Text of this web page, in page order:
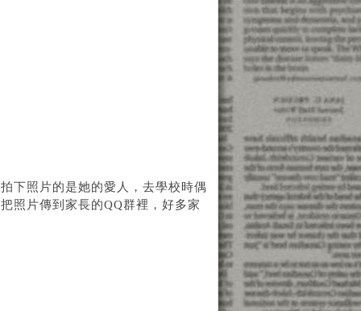
下照片的是她的愛人，去學校時偶
照片傳到家長的QQ群裡，好多家